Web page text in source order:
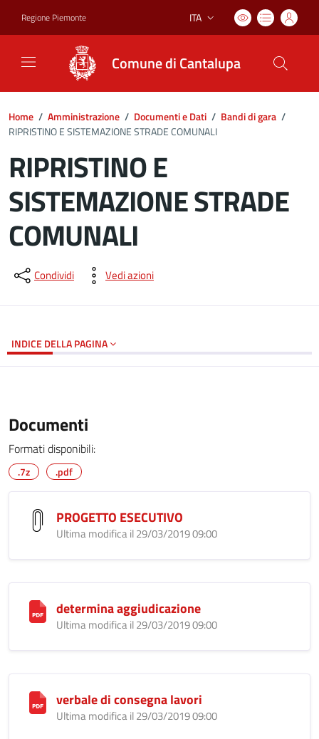
Regione Piemonte Lingua attiva:
ITA
Comune di Cantalupa
Home / Amministrazione / Documenti e Dati / Bandi di gara /
RIPRISTINO E SISTEMAZIONE STRADE COMUNALI
RIPRISTINO E
SISTEMAZIONE STRADE
COMUNALI
Dettagli del documento
Condividi Vedi azioni
INDICE DELLA PAGINA
Documenti
Formati disponibili:
.7z .pdf
PROGETTO ESECUTIVO
Ultima modifica il 29/03/2019 09:00
determina aggiudicazione
Ultima modifica il 29/03/2019 09:00
verbale di consegna lavori
Ultima modifica il 29/03/2019 09:00